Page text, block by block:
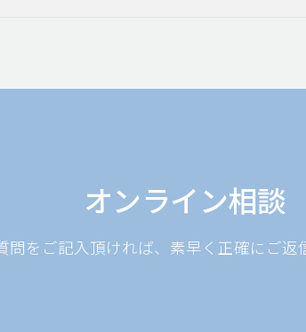
オンライン相談
問をご記入頂ければ、素早く正確にご返